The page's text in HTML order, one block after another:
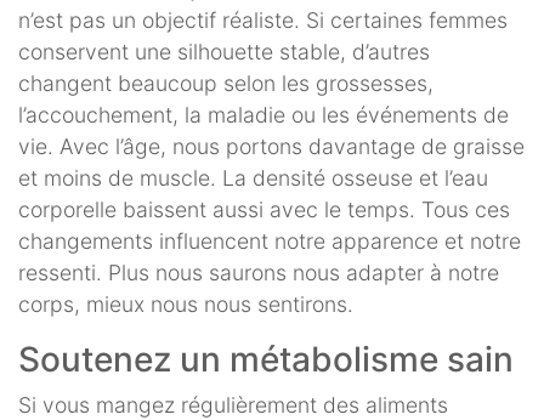
n’est pas un objectif réaliste. Si certaines femmes
conservent une silhouette stable, d’autres
changent beaucoup selon les grossesses,
l’accouchement, la maladie ou les événements de
vie. Avec l’âge, nous portons davantage de graisse
et moins de muscle. La densité osseuse et l’eau
corporelle baissent aussi avec le temps. Tous ces
changements influencent notre apparence et notre
ressenti. Plus nous saurons nous adapter à notre
corps, mieux nous nous sentirons.
Soutenez un métabolisme sain
Si vous mangez régulièrement des aliments